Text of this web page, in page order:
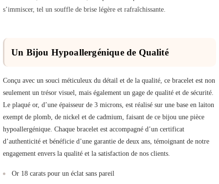
s’immiscer, tel un souffle de brise légère et rafraîchissante.
Un Bijou Hypoallergénique de Qualité
Conçu avec un souci méticuleux du détail et de la qualité, ce bracelet est non
seulement un trésor visuel, mais également un gage de qualité et de sécurité.
Le plaqué or, d’une épaisseur de 3 microns, est réalisé sur une base en laiton
exempt de plomb, de nickel et de cadmium, faisant de ce bijou une pièce
hypoallergénique. Chaque bracelet est accompagné d’un certificat
d’authenticité et bénéficie d’une garantie de deux ans, témoignant de notre
engagement envers la qualité et la satisfaction de nos clients.
Or 18 carats pour un éclat sans pareil